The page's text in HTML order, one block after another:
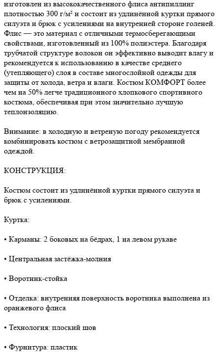
изготовлен из высококачественного флиса антипиллинг
плотностью 300 г/м² и состоит из удлинённой куртки прямого
силуэта и брюк с усилениями на внутренней стороне голеней.
Флис — это материал с отличными термосберегающими
свойствами, изготовленный из 100% полиэстера. Благодаря
трубчатой структуре волокон он эффективно выводит влагу и
рекомендуется к использованию в качестве среднего
(утепляющего) слоя в составе многослойной одежды для
защиты от холода, ветра и влаги. Костюм КОМФОРТ более
чем на 50% легче традиционного хлопкового спортивного
костюма, обеспечивая при этом значительно лучшую
теплоизоляцию.
Внимание: в холодную и ветреную погоду рекомендуется
комбинировать костюм с ветрозащитной мембранной
одеждой.
КОНСТРУКЦИЯ:
Костюм состоит из удлинённой куртки прямого силуэта и
брюк с усилениями.
Куртка:
• Карманы: 2 боковых на бёдрах, 1 на левом рукаве
• Центральная застёжка-молния
• Воротник-стойка
• Отделка: внутренняя поверхность воротника выполнена из
оранжевого флиса
• Технология: плоский шов
• Фурнитура: пластик